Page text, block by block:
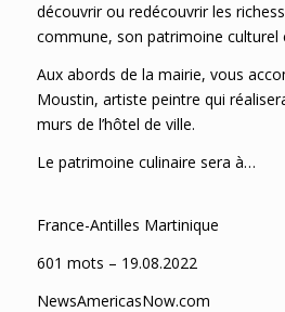
découvrir ou redécouvrir les
commune, son patrimoine culturel
Aux abords de la mairie, vous
Moustin, artiste peintre qui
murs de l’hôtel de ville.
Le patrimoine culinaire sera à…
France-Antilles Martinique
601 mots – 19.08.2022
NewsAmericasNow.com